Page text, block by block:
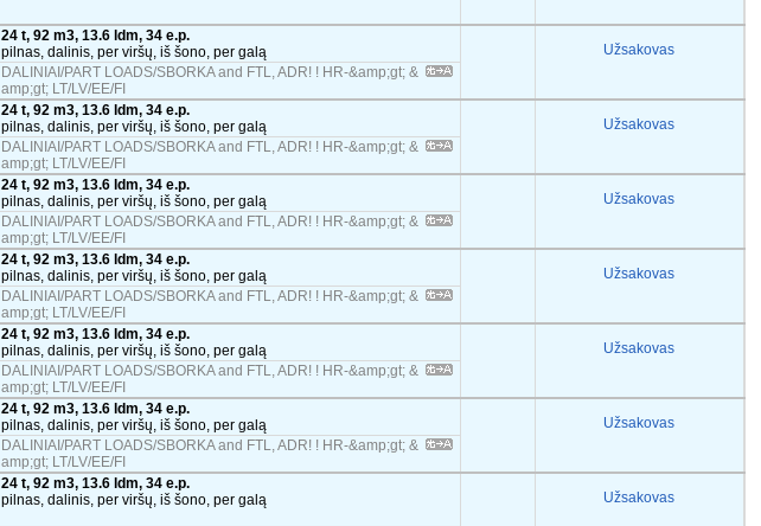
24 t, 92 m3, 13.6 ldm, 34 e.p.
pilnas, dalinis, per viršų, iš šono, per galą
Užsakovas
DALINIAI/PART LOADS/SBORKA and FTL, ADR! ! HR-&amp;gt; &
amp;gt; LT/LV/EE/FI
24 t, 92 m3, 13.6 ldm, 34 e.p.
pilnas, dalinis, per viršų, iš šono, per galą
Užsakovas
DALINIAI/PART LOADS/SBORKA and FTL, ADR! ! HR-&amp;gt; &
amp;gt; LT/LV/EE/FI
24 t, 92 m3, 13.6 ldm, 34 e.p.
pilnas, dalinis, per viršų, iš šono, per galą
Užsakovas
DALINIAI/PART LOADS/SBORKA and FTL, ADR! ! HR-&amp;gt; &
amp;gt; LT/LV/EE/FI
24 t, 92 m3, 13.6 ldm, 34 e.p.
pilnas, dalinis, per viršų, iš šono, per galą
Užsakovas
DALINIAI/PART LOADS/SBORKA and FTL, ADR! ! HR-&amp;gt; &
amp;gt; LT/LV/EE/FI
24 t, 92 m3, 13.6 ldm, 34 e.p.
pilnas, dalinis, per viršų, iš šono, per galą
Užsakovas
DALINIAI/PART LOADS/SBORKA and FTL, ADR! ! HR-&amp;gt; &
amp;gt; LT/LV/EE/FI
24 t, 92 m3, 13.6 ldm, 34 e.p.
pilnas, dalinis, per viršų, iš šono, per galą
Užsakovas
DALINIAI/PART LOADS/SBORKA and FTL, ADR! ! HR-&amp;gt; &
amp;gt; LT/LV/EE/FI
24 t, 92 m3, 13.6 ldm, 34 e.p.
pilnas, dalinis, per viršų, iš šono, per galą
Užsakovas